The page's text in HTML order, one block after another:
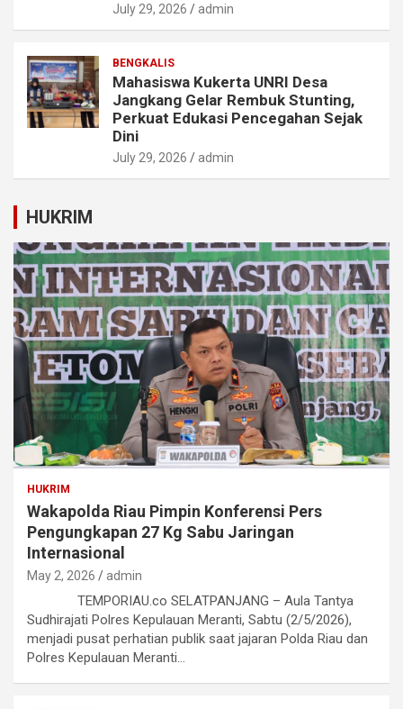
July 29, 2026 admin
BENGKALIS
Mahasiswa Kukerta UNRI Desa
Jangkang Gelar Rembuk Stunting,
Perkuat Edukasi Pencegahan Sejak
Dini
July 29, 2026 admin
HUKRIM
HUKRIM
Wakapolda Riau Pimpin Konferensi Pers
Pengungkapan 27 Kg Sabu Jaringan
Internasional
May 2, 2026 admin
TEMPORIAU.co SELATPANJANG – Aula Tantya
Sudhirajati Polres Kepulauan Meranti, Sabtu (2/5/2026),
menjadi pusat perhatian publik saat jajaran Polda Riau dan
Polres Kepulauan Meranti…